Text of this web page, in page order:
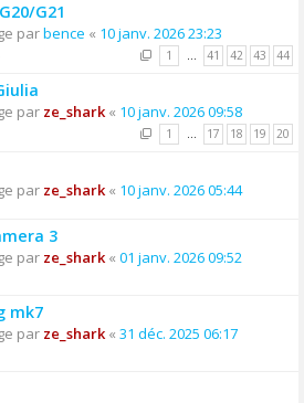
G21
parbence « 10 janv. 2026 23:23
1 … 41 42 43 44
par ze_shark« 10 janv. 2026 09:58
1 … 17 18 19 20
par ze_shark« 10 janv. 2026 05:44
3
par ze_shark« 01 janv. 2026 09:52
mk7
par ze_shark« 31 déc. 2025 06:17